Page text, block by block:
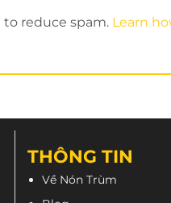
to reduce spam. Learn
THÔNG TIN
Về Nón Trùm